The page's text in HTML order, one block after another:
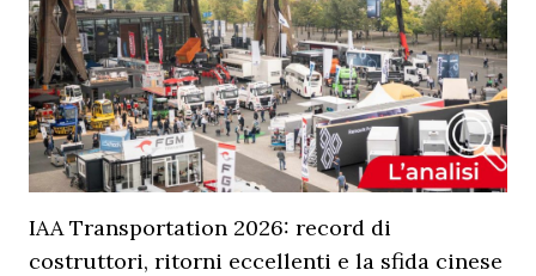
IAA Transportation 2026: record di
costruttori, ritorni eccellenti e la sfida cinese